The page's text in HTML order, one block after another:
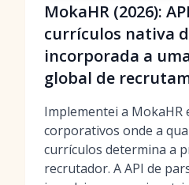
MokaHR (2026):
currículos nativa
incorporada a
global de
Implementei a MokaHR
corporativos onde a
currículos determina a
recrutador. A API de